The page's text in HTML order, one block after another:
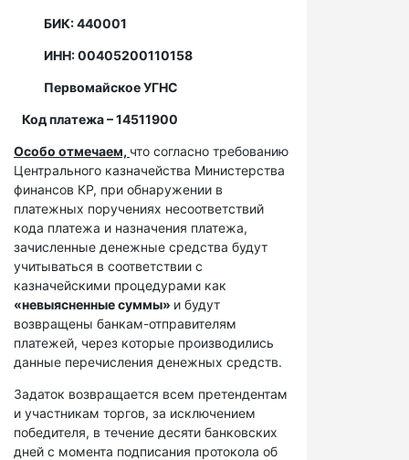
БИК: 440001
ИНН: 00405200110158
Первомайское УГНС
Код платежа – 14511900
Особо отмечаем, что согласно требованию
Центрального казначейства Министерства
финансов КР, при обнаружении в
платежных поручениях несоответствий
кода платежа и назначения платежа,
зачисленные денежные средства будут
учитываться в соответствии с
казначейскими процедурами как
«невыясненные суммы» и будут
возвращены банкам-отправителям
платежей, через которые производились
данные перечисления денежных средств.
Задаток возвращается всем претендентам
и участникам торгов, за исключением
победителя, в течение десяти банковских
дней с момента подписания протокола об